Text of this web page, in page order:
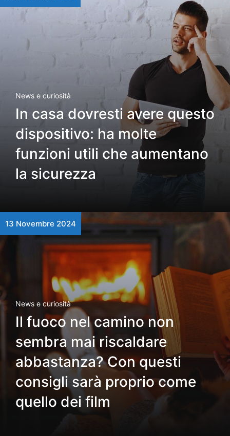
News e curiosità
In casa dovresti avere questo
dispositivo: ha molte
funzioni utili che aumentano
la sicurezza
13 Novembre 2024
News e curiosità
Il fuoco nel camino non
sembra mai riscaldare
abbastanza? Con questi
consigli sarà proprio come
quello dei film